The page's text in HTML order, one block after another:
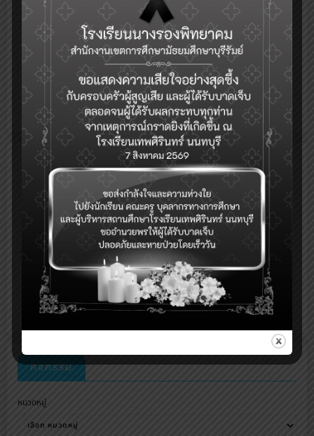
นางสารภี เลไธสง
กิจกรรม
หมวดหมู่